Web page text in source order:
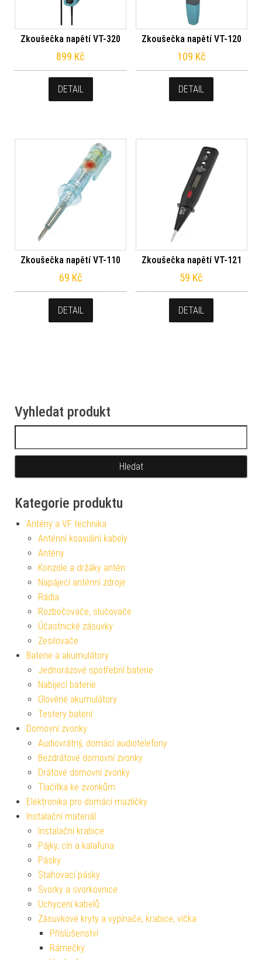
Zkoušečka napětí VT-320
899 Kč
DETAIL
Zkoušečka napětí VT-120
109 Kč
DETAIL
Zkoušečka napětí VT-110
69 Kč
DETAIL
Zkoušečka napětí VT-121
59 Kč
DETAIL
Vyhledat produkt
Kategorie produktu
Antény a VF technika
Anténní koaxiální kabely
Antény
Konzole a držáky antén
Napájecí anténní zdroje
Rádia
Rozbočovače, slučovače
Účastnické zásuvky
Zesilovače
Baterie a akumulátory
Jednorázové spotřební baterie
Nabíjecí baterie
Olověné akumulátory
Testery baterií
Domovní zvonky
Audiovrátný, domácí audiotelefony
Bezdrátové domovní zvonky
Drátové domovní zvonky
Tlačítka ke zvonkům
Elektronika pro domácí mazlíčky
Instalační materiál
Instalační krabice
Pájky, cín a kalafuna
Pásky
Stahovací pásky
Svorky a svorkovnice
Uchycení kabelů
Zásuvkové kryty a vypínače, krabice, víčka
Příslušenství
Rámečky